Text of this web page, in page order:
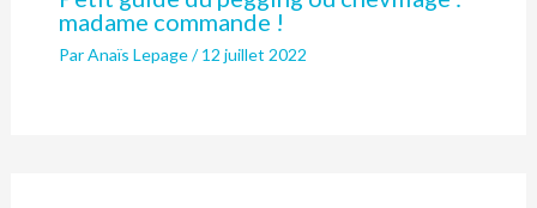
madame commande !
ParAnaïs Lepage/12 juillet 2022